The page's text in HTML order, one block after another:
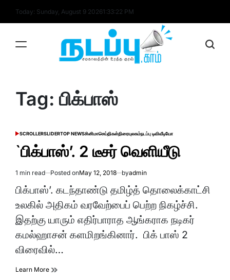
Today: Sunday, August 9 20261:33:22 PM
Tag: பிக்பாஸ்
POSTED
SCROLLERSLIDERTOP NEWSசினிமாசெய்திகள்திரையுலகம்நடப்பு டிவிவீடியோ
`பிக்பாஸ்’. 2 டீசர் வெளியீடு
Estimated
read
time
1 min read Posted onMay 12, 2018 byadmin
பிக்பாஸ்’. கடந்தாண்டு தமிழ்த் தொலைக்காட்சி
உலகில் அதிகம் வரவேற்பைப் பெற்ற நிகழ்ச்சி.
இதற்கு யாரும் எதிர்பாராத ஆங்கராக நடிகர்
கமல்ஹாசன் களமிறங்கினார். பிக் பாஸ் 2
விரைவில்…
Learn More